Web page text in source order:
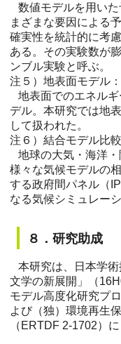
数値モデルを用いた
まざまな要因による
確実性を統計的に考
ある。その実験数が
ンブル実験と呼ぶ。
注５）地表面モデル：
地表面でのエネル
デル。本研究では地
して扱われた。
注６）結合モデル比
地球の大気・海洋
様々な気候モデルの
する政府間パネル（
なる気候シミュレー
８．研究助成
本研究は、日本学
文学の新展開」（
モデル高度化研究プ
よび（独）環境再生
（ERTDF 2-1702）